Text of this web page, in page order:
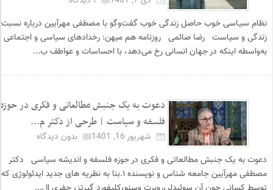
نظام سیـاسی خوب حاصل زندگی خوب گفت‌وگو با مصطفی مهرآیین درباره نسبت
زندگی و سیاست رضا صائمی روزنامه هم میهن: رخدادهای سیاسی و اجتماعی
به‌واسطه اینکه در جهان انسانی رخ می‌دهد، با احساسات و عواطف ب...
دعوت به یک جنبش مطالعاتی و فکری در حوزه
فلسفه و سیاست | طرحی از دکتر م...
شهریور 16, 1401
بدون دیدگاه
دعوت به یک جنبش مطالعاتی و فکری در حوزه فلسفه و اندیشه سیاسی دکتر
مصطفی مهرآیین جامعه شناس و نویسنده ۱.بنا به نظریه های جدید ایدئولوژی که